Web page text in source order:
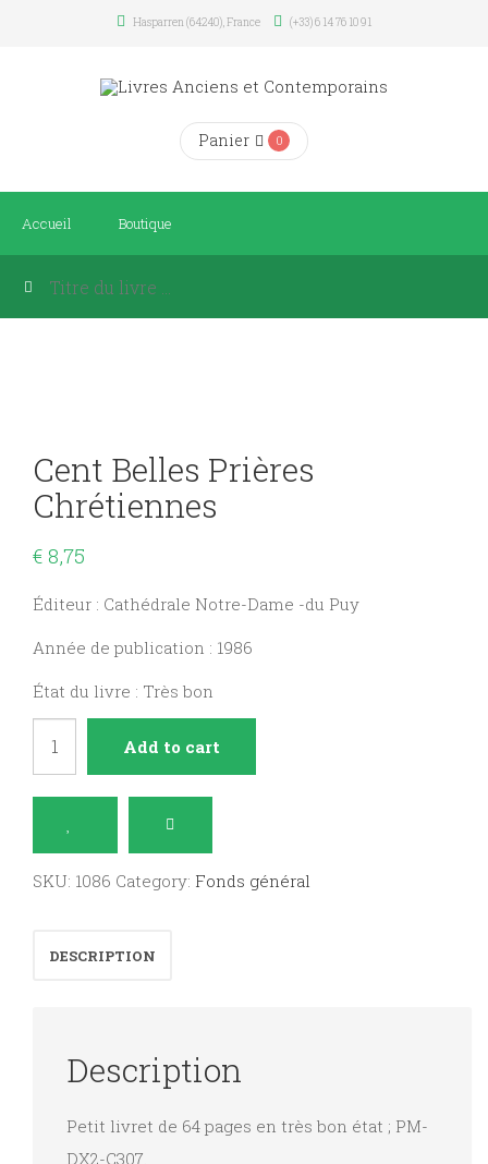
Hasparren (64240), France (+33) 6 14 76 10 91
Panier 0
Accueil Boutique
Cent Belles Prières
Chrétiennes
€ 8,75
Éditeur : Cathédrale Notre-Dame -du Puy
Année de publication : 1986
État du livre : Très bon
prières
chrétiennes
Add to cart
SKU: 1086 Category: Fonds général
DESCRIPTION
Description
Petit livret de 64 pages en très bon état ; PM-
DX2-C307.